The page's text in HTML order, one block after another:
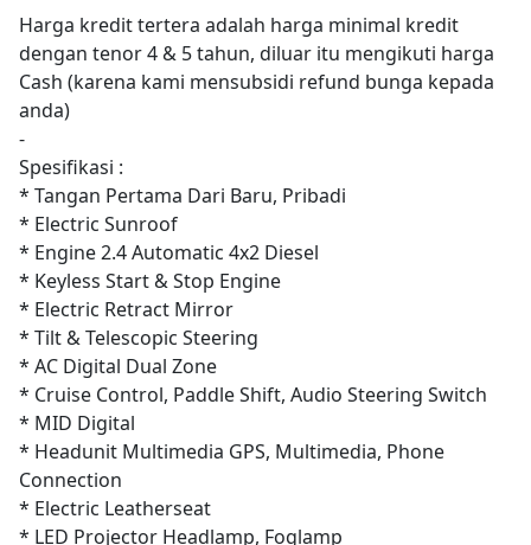
Harga kredit tertera adalah harga minimal kredit
dengan tenor 4 & 5 tahun, diluar itu mengikuti harga
Cash (karena kami mensubsidi refund bunga kepada
anda)
-
Spesifikasi :
* Tangan Pertama Dari Baru, Pribadi
* Electric Sunroof
* Engine 2.4 Automatic 4x2 Diesel
* Keyless Start & Stop Engine
* Electric Retract Mirror
* Tilt & Telescopic Steering
* AC Digital Dual Zone
* Cruise Control, Paddle Shift, Audio Steering Switch
* MID Digital
* Headunit Multimedia GPS, Multimedia, Phone
Connection
* Electric Leatherseat
* LED Projector Headlamp, Foglamp